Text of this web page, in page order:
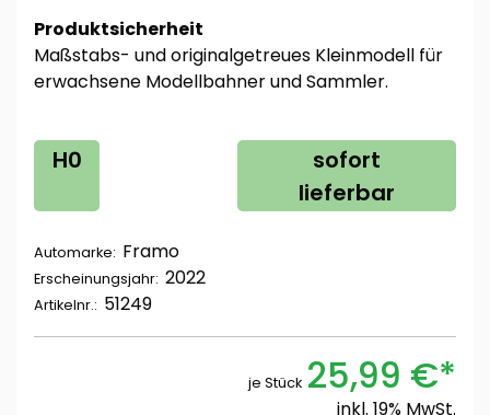
Produktsicherheit
Maßstabs- und originalgetreues Kleinmodell für
erwachsene Modellbahner und Sammler.
H0
sofort
lieferbar
Automarke: Framo
Erscheinungsjahr: 2022
Artikelnr.: 51249
je Stück 25,99 €*
inkl. 19% MwSt.